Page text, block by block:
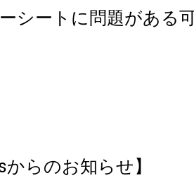
シートに問題がある
からのお知らせ】